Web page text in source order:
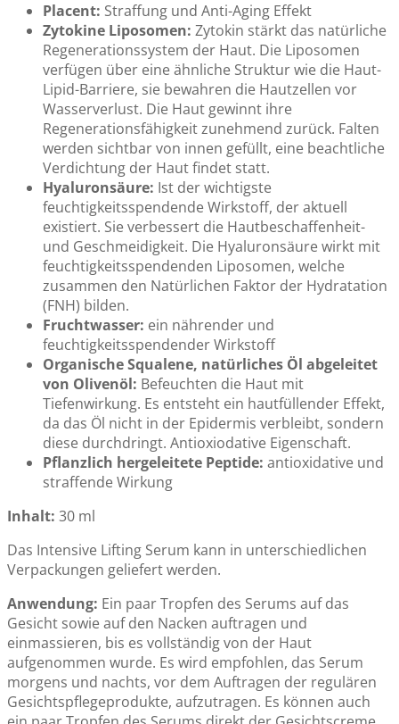
Placent: Straffung und Anti-Aging Effekt
Zytokine Liposomen: Zytokin stärkt das natürliche
Regenerationssystem der Haut. Die Liposomen
verfügen über eine ähnliche Struktur wie die Haut-
Lipid-Barriere, sie bewahren die Hautzellen vor
Wasserverlust. Die Haut gewinnt ihre
Regenerationsfähigkeit zunehmend zurück. Falten
werden sichtbar von innen gefüllt, eine beachtliche
Verdichtung der Haut findet statt.
Hyaluronsäure: Ist der wichtigste
feuchtigkeitsspendende Wirkstoff, der aktuell
existiert. Sie verbessert die Hautbeschaffenheit-
und Geschmeidigkeit. Die Hyaluronsäure wirkt mit
feuchtigkeitsspendenden Liposomen, welche
zusammen den Natürlichen Faktor der Hydratation
(FNH) bilden.
Fruchtwasser: ein nährender und
feuchtigkeitsspendender Wirkstoff
Organische Squalene, natürliches Öl abgeleitet
von Olivenöl: Befeuchten die Haut mit
Tiefenwirkung. Es entsteht ein hautfüllender Effekt,
da das Öl nicht in der Epidermis verbleibt, sondern
diese durchdringt. Antioxiodative Eigenschaft.
Pflanzlich hergeleitete Peptide: antioxidative und
straffende Wirkung
Inhalt: 30 ml
Das Intensive Lifting Serum kann in unterschiedlichen
Verpackungen geliefert werden.
Anwendung: Ein paar Tropfen des Serums auf das
Gesicht sowie auf den Nacken auftragen und
einmassieren, bis es vollständig von der Haut
aufgenommen wurde. Es wird empfohlen, das Serum
morgens und nachts, vor dem Auftragen der regulären
Gesichtspflegeprodukte, aufzutragen. Es können auch